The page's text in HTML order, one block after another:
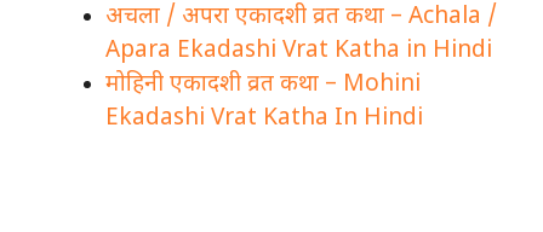
अचला / अपरा एकादशी व्रत कथा – Achala /
Apara Ekadashi Vrat Katha in Hindi
मोहिनी एकादशी व्रत कथा – Mohini
Ekadashi Vrat Katha In Hindi